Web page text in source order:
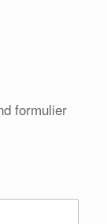
formulier